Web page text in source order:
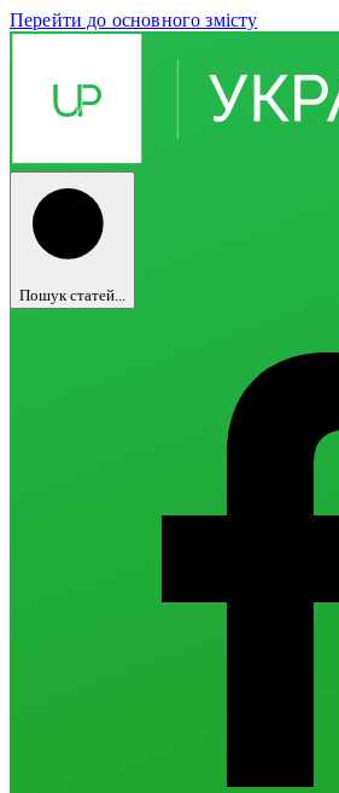
Перейти до основного змісту
Пошук статей...